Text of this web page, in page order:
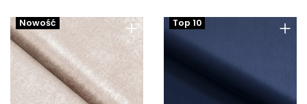
+
Nowość +
Top 10